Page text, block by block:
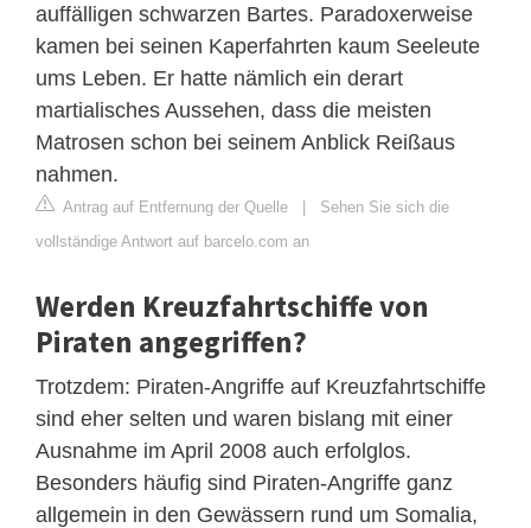
auffälligen schwarzen Bartes. Paradoxerweise
kamen bei seinen Kaperfahrten kaum Seeleute
ums Leben. Er hatte nämlich ein derart
martialisches Aussehen, dass die meisten
Matrosen schon bei seinem Anblick Reißaus
nahmen.
Antrag auf Entfernung der Quelle | Sehen Sie sich die
vollständige Antwort auf barcelo.com an
Werden Kreuzfahrtschiffe von
Piraten angegriffen?
Trotzdem: Piraten-Angriffe auf Kreuzfahrtschiffe
sind eher selten und waren bislang mit einer
Ausnahme im April 2008 auch erfolglos.
Besonders häufig sind Piraten-Angriffe ganz
allgemein in den Gewässern rund um Somalia,